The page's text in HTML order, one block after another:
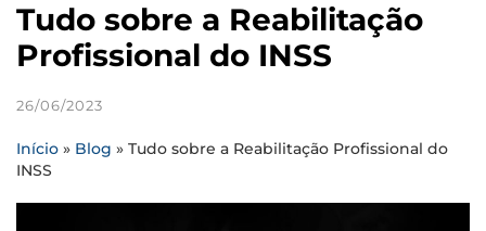
Tudo sobre a Reabilitação
Profissional do INSS
26/06/2023
Início » Blog » Tudo sobre a Reabilitação Profissional do
INSS